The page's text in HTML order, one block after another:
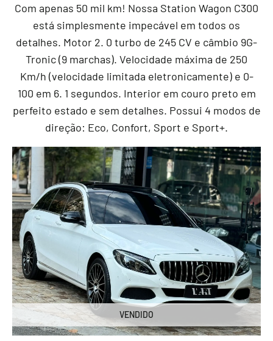
Com apenas 50 mil km! Nossa Station Wagon C300
está simplesmente impecável em todos os
detalhes. Motor 2. 0 turbo de 245 CV e câmbio 9G-
Tronic (9 marchas). Velocidade máxima de 250
Km/h (velocidade limitada eletronicamente) e 0-
100 em 6. 1 segundos. Interior em couro preto em
perfeito estado e sem detalhes. Possui 4 modos de
direção: Eco, Confort, Sport e Sport+.
VENDIDO